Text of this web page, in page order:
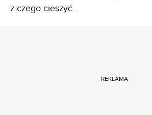
z czego cieszyć.
REKLAMA